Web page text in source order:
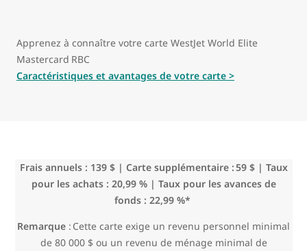
Apprenez à connaître votre carte WestJet World Elite
Mastercard RBC
Caractéristiques et avantages de votre carte >
Frais annuels : 139 $ | Carte supplémentaire : 59 $ | Taux
pour les achats : 20,99 % | Taux pour les avances de
fonds : 22,99 %*
Remarque : Cette carte exige un revenu personnel minimal
de 80 000 $ ou un revenu de ménage minimal de